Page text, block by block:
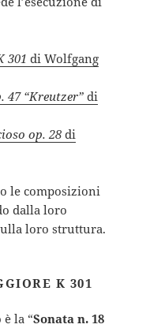
301 di Wolfgang
47 “Kreutzer” di
op. 28di
le composizioni
dalla loro
loro struttura.
K 301
la “Sonata n. 18